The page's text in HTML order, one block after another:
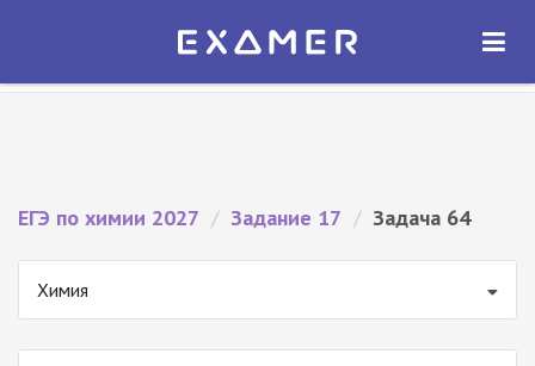
Экзамер — ЕГЭ 2027
ОТКРЫТЬ
ЕГЭ по химии 2027 / Задание 17 / Задача 64
Химия